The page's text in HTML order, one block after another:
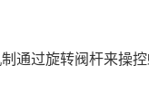
过旋转阀杆来操